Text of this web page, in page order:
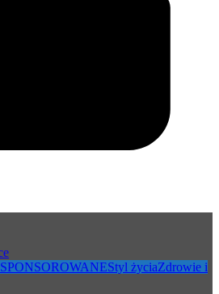
SPONSOROWANEStyl życiaZdrowie i